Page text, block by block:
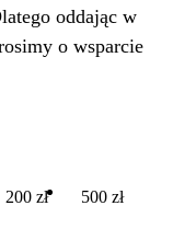
oddając w
o wsparcie
200 zł 500 zł